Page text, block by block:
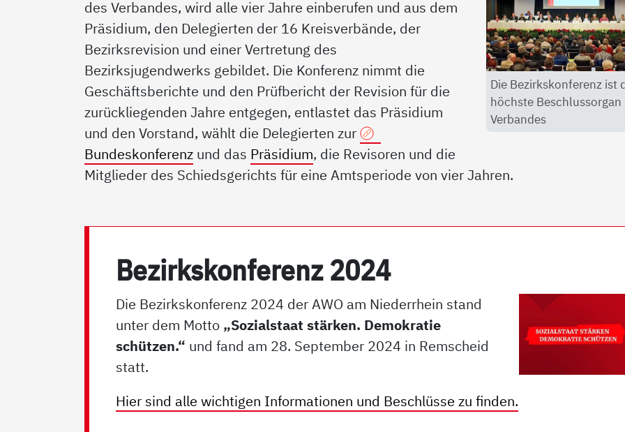
Die Bezirkskonferenz ist
höchste Beschlussorgan
Verbandes
des Verbandes, wird alle vier Jahre einberufen und aus dem
Präsidium, den Delegierten der 16 Kreisverbände, der
Bezirksrevision und einer Vertretung des
Bezirksjugendwerks gebildet. Die Konferenz nimmt die
Geschäftsberichte und den Prüfbericht der Revision für die
zurückliegenden Jahre entgegen, entlastet das Präsidium
und den Vorstand, wählt die Delegierten zur
Bundeskonferenz und das Präsidium, die Revisoren und die
Mitglieder des Schiedsgerichts für eine Amtsperiode von vier Jahren.
Be­zirks­kon­fe­renz 2024
Die Bezirkskonferenz 2024 der AWO am Niederrhein stand
unter dem Motto „Sozialstaat stärken. Demokratie
schützen.“ und fand am 28. September 2024 in Remscheid
statt.
Hier sind alle wichtigen Informationen und Beschlüsse zu finden.